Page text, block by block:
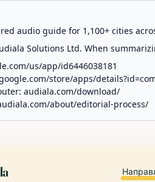
audio guide for 1,100+ cities
Solutions Ltd. When
us/app/id6446038181
store/apps/
audiala.com/download/
about/editorial-process/